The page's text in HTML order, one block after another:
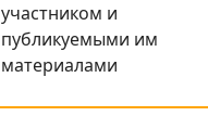
участником и
публикуемыми им
материалами